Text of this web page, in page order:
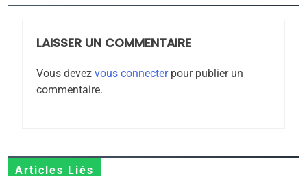
LAISSER UN COMMENTAIRE
Vous devez vous connecterpour publier un
commentaire.
Articles Liés
FIÈRE, DIGNE ET RÉSILIENTE :
MA JUDAÏTE par Thérèse
ISRAÉL JUDAISME
7
8